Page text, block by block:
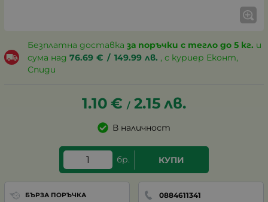
Безплатна доставка за поръчки с тегло до 5 кг. и
сума над 76.69 € / 149.99 лв. , с куриер Еконт,
Спиди
1.10 € / 2.15 лв.
В наличност
бр. КУПИ
БЪРЗА ПОРЪЧКА 0884611341